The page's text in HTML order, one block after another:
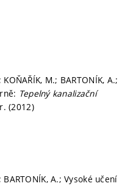
KOŇAŘÍK, M.; BARTONÍK, A.;
Tepelný kanalizační
(2012)
BARTONÍK, A.; Vysoké učení